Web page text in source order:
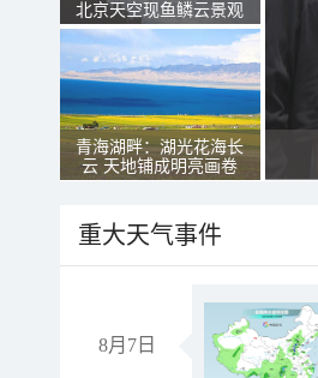
北京天空现鱼鳞云景观
青海湖畔：湖光花海长
云 天地铺成明亮画卷
重大天气事件
8月7日